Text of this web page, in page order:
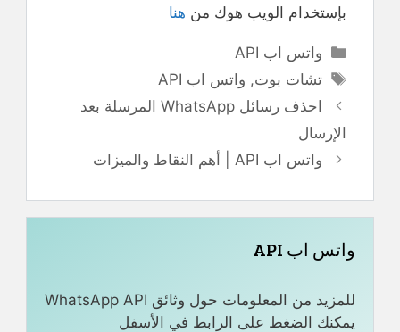
بإستخدام الويب هوك من هنا
التصنيفات
واتس اب API
الوسوم
تشات بوت, واتس اب API
احذف رسائل WhatsApp المرسلة بعد
الإرسال
واتس اب API | أهم النقاط والميزات
واتس اب API
للمزيد من المعلومات حول وثائق WhatsApp API
يمكنك الضغط على الرابط في الأسفل